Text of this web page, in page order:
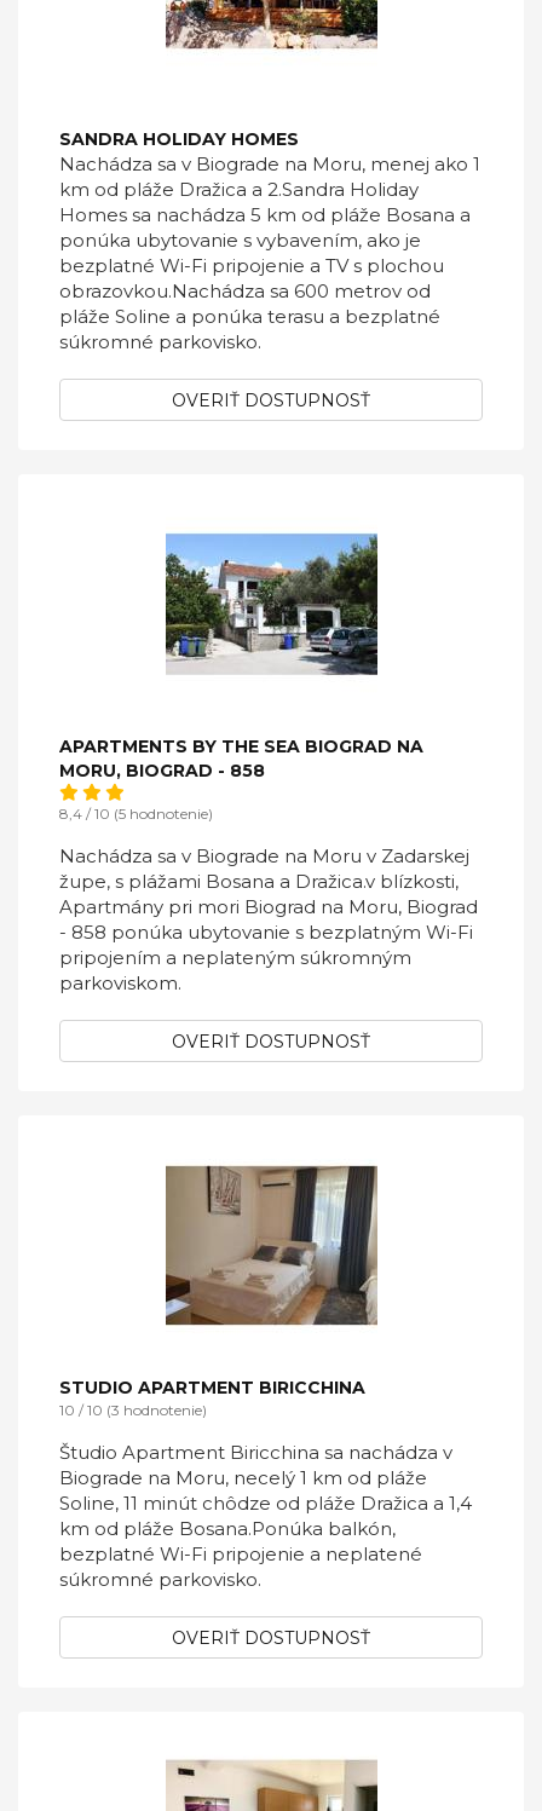
SANDRA HOLIDAY HOMES
Nachádza sa v Biograde na Moru, menej ako 1
km od pláže Dražica a 2.Sandra Holiday
Homes sa nachádza 5 km od pláže Bosana a
ponúka ubytovanie s vybavením, ako je
bezplatné Wi-Fi pripojenie a TV s plochou
obrazovkou.Nachádza sa 600 metrov od
pláže Soline a ponúka terasu a bezplatné
súkromné ​​parkovisko.
OVERIŤ DOSTUPNOSŤ
APARTMENTS BY THE SEA BIOGRAD NA
MORU, BIOGRAD - 858
8,4 / 10 (5 hodnotenie)
Nachádza sa v Biograde na Moru v Zadarskej
župe, s plážami Bosana a Dražica.v blízkosti,
Apartmány pri mori Biograd na Moru, Biograd
- 858 ponúka ubytovanie s bezplatným Wi-Fi
pripojením a neplateným súkromným
parkoviskom.
OVERIŤ DOSTUPNOSŤ
STUDIO APARTMENT BIRICCHINA
10 / 10 (3 hodnotenie)
Študio Apartment Biricchina sa nachádza v
Biograde na Moru, necelý 1 km od pláže
Soline, 11 minút chôdze od pláže Dražica a 1,4
km od pláže Bosana.Ponúka balkón,
bezplatné Wi-Fi pripojenie a neplatené
súkromné ​​parkovisko.
OVERIŤ DOSTUPNOSŤ